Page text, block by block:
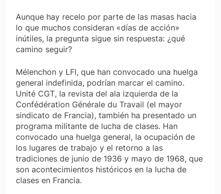
Aunque hay recelo por parte de las masas hacia
lo que muchos consideran «días de acción»
inútiles, la pregunta sigue sin respuesta: ¿qué
camino seguir?
Mélenchon y LFI, que han convocado una huelga
general indefinida, podrían marcar el camino.
Unité CGT, la revista del ala izquierda de la
Confédération Générale du Travail (el mayor
sindicato de Francia), también ha presentado un
programa militante de lucha de clases. Han
convocado una huelga general, la ocupación de
los lugares de trabajo y el retorno a las
tradiciones de junio de 1936 y mayo de 1968, que
son acontecimientos históricos en la lucha de
clases en Francia.